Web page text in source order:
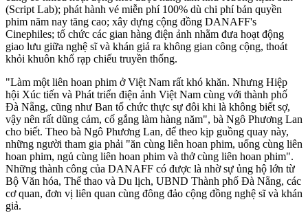
(Script Lab); phát hành vé miễn phí 100% dù chi phí bản quyền
phim năm nay tăng cao; xây dựng cộng đồng DANAFF's
Cinephiles; tổ chức các gian hàng điện ảnh nhằm đưa hoạt động
giao lưu giữa nghệ sĩ và khán giả ra không gian công cộng, thoát
khỏi khuôn khổ rạp chiếu truyền thống.
"Làm một liên hoan phim ở Việt Nam rất khó khăn. Nhưng Hiệp
hội Xúc tiến và Phát triển điện ảnh Việt Nam cùng với thành phố
Đà Nẵng, cũng như Ban tổ chức thực sự đôi khi là không biết sợ,
vậy nên rất dũng cảm, cố gắng làm hàng năm", bà Ngô Phương Lan
cho biết. Theo bà Ngô Phương Lan, để theo kịp guồng quay này,
những người tham gia phải "ăn cùng liên hoan phim, uống cùng liên
hoan phim, ngủ cùng liên hoan phim và thở cùng liên hoan phim".
Những thành công của DANAFF có được là nhờ sự ủng hộ lớn từ
Bộ Văn hóa, Thể thao và Du lịch, UBND Thành phố Đà Nẵng, các
cơ quan, đơn vị liên quan cùng đông đảo cộng đồng nghệ sĩ và khán
giả.